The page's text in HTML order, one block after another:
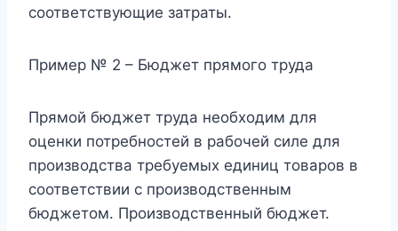
соответствующие затраты.
Пример № 2 – Бюджет прямого труда
Прямой бюджет труда необходим для
оценки потребностей в рабочей силе для
производства требуемых единиц товаров в
соответствии с производственным
бюджетом. Производственный бюджет.